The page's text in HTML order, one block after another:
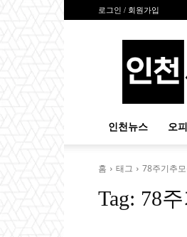
로그인 / 회원가입
인천뉴스 오
홈 태그 78주기추모
Tag: 78